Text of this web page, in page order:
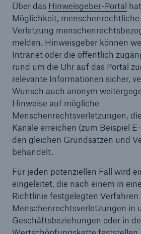
Über das Hinweisgeber-Portal
Möglichkeit, menschenrechtliche
Verletzung
melden. Hinweisgeber können
Intranet oder die öffentlich
rund um die Uhr auf das Portal
relevante Informationen sicher,
Wunsch auch anonym
Hinweise auf mögliche
Menschenrechtsverletzungen,
Kanäle erreichen (zum Beispiel
den gleichen Grundsätzen und
behandelt.
Für jeden potenziellen Fall wird
eingeleitet, die nach einem in
Richtlinie festgelegten
Menschenrechtsverletzungen in
Geschäftsbeziehungen oder in
50 %
Geschätzte globale
Internetkriminalität
600 bn
US Dollar im Jahr 2018